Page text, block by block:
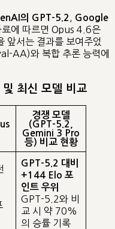
의 GPT-5.2
Google
료에 따르면 Opus 4.6은
앞서는 결과를 보여주었
AA)와 복합 추론 능력에
최신 모델 비교
경쟁 모델
(GPT-5.2,
Gemini 3 Pro
등) 비교 현황
GPT-5.2 대비
+144 Elo 포
인트 우위
GPT-5.2와 비
교 시 약 70%
의 승률 기록